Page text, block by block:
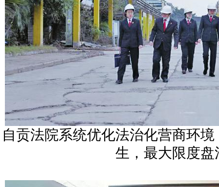
自贡法院系统优化法治化营商环
生，最大限度盘